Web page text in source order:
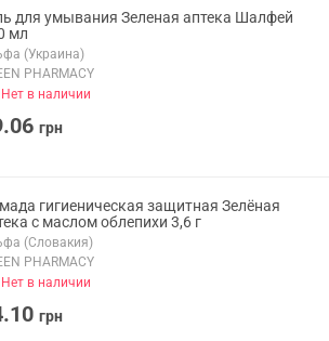
для умывания Зеленая аптека Шалфей
мл
(Украина)
PHARMACY
Нет в наличии
грн
гигиеническая защитная Зелёная
с маслом облепихи 3,6 г
(Словакия)
PHARMACY
Нет в наличии
грн